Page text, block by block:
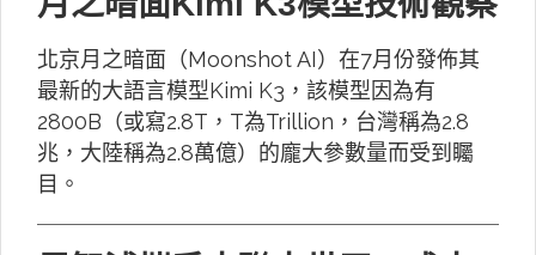
北京月之暗面（Moonshot AI）在7月份發佈其
最新的大語言模型Kimi K3，該模型因為有
2800B（或寫2.8T，T為Trillion，台灣稱為2.8
兆，大陸稱為2.8萬億）的龐大參數量而受到矚
目。